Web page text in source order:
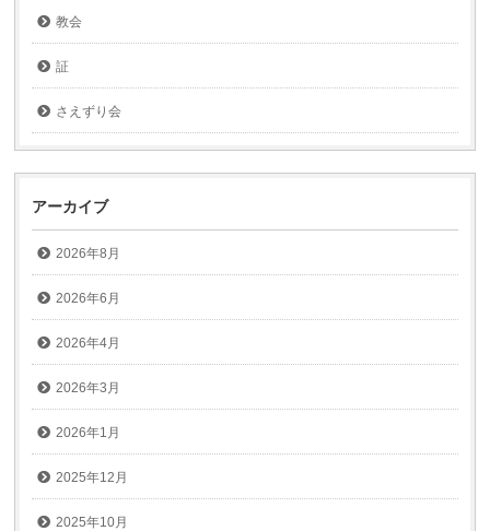
教会
証
さえずり会
アーカイブ
2026年8月
2026年6月
2026年4月
2026年3月
2026年1月
2025年12月
2025年10月